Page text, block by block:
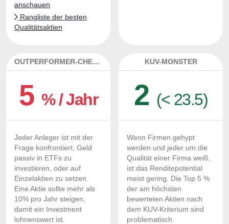
anschauen
Rangliste der besten
Qualitätsaktien
OUTPERFORMER-CHECK
5 % / Jahr
Jeder Anleger ist mit der
Frage konfrontiert, Geld
passiv in ETFs zu
investieren, oder auf
Einzelaktien zu setzen.
Eine Aktie sollte mehr als
10% pro Jahr steigen,
damit ein Investment
lohnenswert ist.
KUV-MONSTER
2 (< 23.5)
Wenn Firmen gehypt
werden und jeder um die
Qualität einer Firma weiß,
ist das Renditepotential
meist gering. Die Top 5 %
der am höchsten
bewerteten Aktien nach
dem KUV-Kriterium sind
problematisch.